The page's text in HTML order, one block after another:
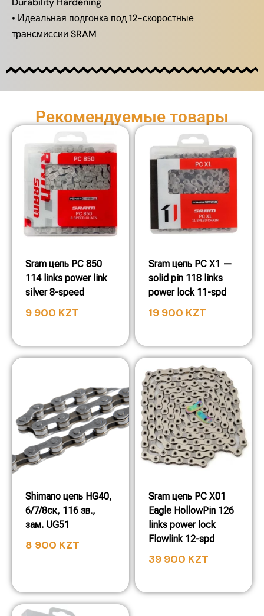
• Идеальная подгонка под 12-скоростные
трансмиссии SRAM
Рекомендуемые товары
Sram цепь PC 850
114 links power link
silver 8-speed
9 900 KZT
Sram цепь PC X1 —
solid pin 118 links
power lock 11-spd
19 900 KZT
Shimano цепь HG40,
6/7/8ск, 116 зв.,
зам. UG51
8 900 KZT
Sram цепь PC X01
Eagle HollowPin 126
links power lock
Flowlink 12-spd
39 900 KZT